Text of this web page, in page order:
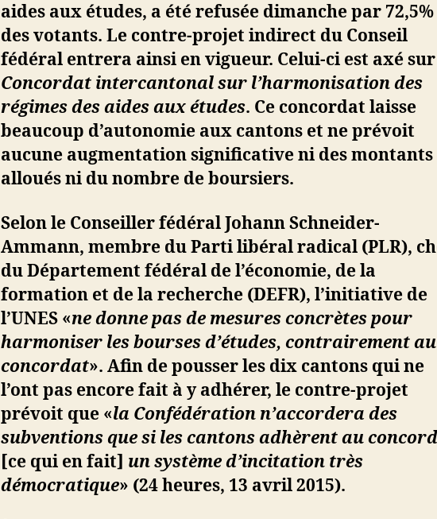
aides aux études, a été refusée dimanche par 72,5%
des votants. Le contre-projet indirect du Conseil
fédéral entrera ainsi en vigueur. Celui-ci est axé
Concordat intercantonal sur l’harmonisation des
régimes des aides aux études. Ce concordat laisse
beaucoup d’autonomie aux cantons et ne prévoit
aucune augmentation significative ni des montants
alloués ni du nombre de boursiers.
Selon le Conseiller fédéral Johann Schneider-
Ammann, membre du Parti libéral radical (PLR),
du Département fédéral de l’économie, de la
formation et de la recherche (DEFR), l’initiative de
l’UNES «ne donne pas de mesures concrètes pour
harmoniser les bourses d’études, contrairement au
concordat». Afin de pousser les dix cantons qui ne
l’ont pas encore fait à y adhérer, le contre-projet
prévoit que «la Confédération n’accordera des
subventions que si les cantons adhèrent au
[ce qui en fait] un système d’incitation très
démocratique» (24 heures, 13 avril 2015).